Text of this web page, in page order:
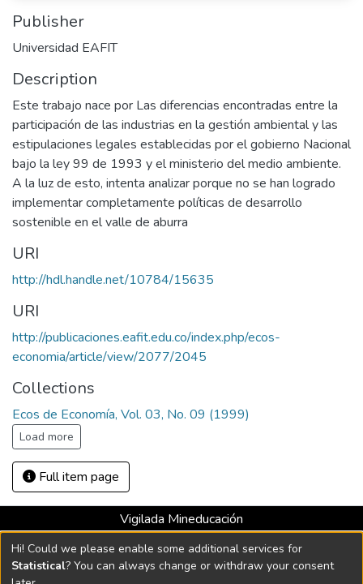
Publisher
Universidad EAFIT
Description
Este trabajo nace por Las diferencias encontradas entre la
participación de las industrias en la gestión ambiental y las
estipulaciones legales establecidas por el gobierno Nacional
bajo la ley 99 de 1993 y el ministerio del medio ambiente.
A la luz de esto, intenta analizar porque no se han logrado
implementar completamente políticas de desarrollo
sostenible en el valle de aburra
URI
http://hdl.handle.net/10784/15635
URI
http://publicaciones.eafit.edu.co/index.php/ecos-
economia/article/view/2077/2045
Collections
Ecos de Economía, Vol. 03, No. 09 (1999)
Load more
Full item page
Vigilada Mineducación
Universidad con Acreditación Institucional hasta 2026 -
Resolución MEN 2158 de 2018
Hi! Could we please enable some additional services for
Statistical? You can always change or withdraw your consent